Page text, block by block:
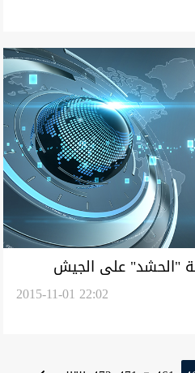
"الحشد" على الجيش
2015-11-01 22:02